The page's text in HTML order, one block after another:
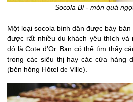
Socola Bỉ - món quà
Một loại socola bình dân được bày
được rất nhiều du khách yêu thích và
đó là Cote d’Or. Bạn có thể tìm thấy
trong các siêu thị hay các cửa hàng
(bên hông Hôtel de Ville).